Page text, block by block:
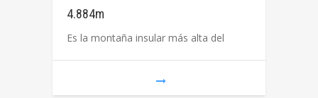
4.884m
Es la montaña insular más alta del